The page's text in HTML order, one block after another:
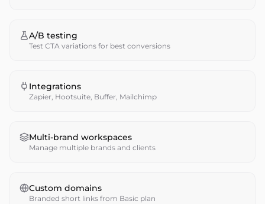
A/B testing
Test CTA variations for best conversions
Integrations
Zapier, Hootsuite, Buffer, Mailchimp
Multi-brand workspaces
Manage multiple brands and clients
Custom domains
Branded short links from Basic plan